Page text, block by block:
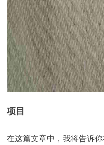
项目
在这篇文章中，我将告诉